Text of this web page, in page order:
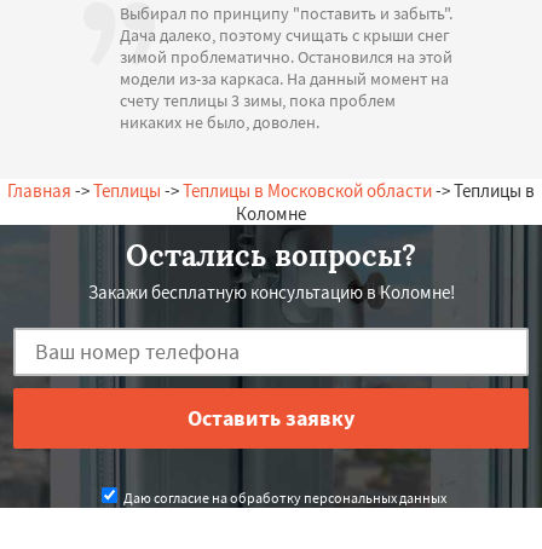
Выбирал по принципу "поставить и забыть".
Дача далеко, поэтому счищать с крыши снег
зимой проблематично. Остановился на этой
модели из-за каркаса. На данный момент на
счету теплицы 3 зимы, пока проблем
никаких не было, доволен.
Главная ->Теплицы ->Теплицы в Московской области-> Теплицы в
Коломне
Остались вопросы?
Закажи бесплатную консультацию в Коломне!
Даю согласие на обработку персональных данных